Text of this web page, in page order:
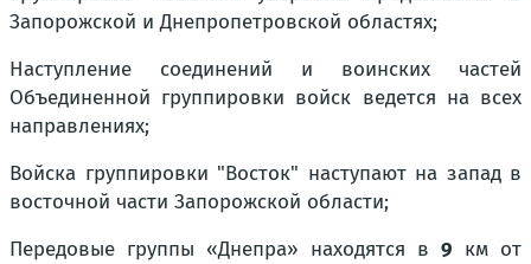
Запорожской и Днепропетровской областях;
Наступление соединений и воинских частей
Объединенной группировки войск ведется на всех
направлениях;
Войска группировки "Восток" наступают на запад в
восточной части Запорожской области;
Передовые группы «Днепра» находятся в 9 км от